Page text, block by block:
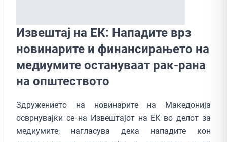
Извештај на ЕК: Нападите врз
новинарите и финансирањето на
медиумите остануваат рак-рана
на општеството
Здружението на новинарите на Македонија
осврнувајќи се на Извештајот на ЕК во делот за
медиумите, нагласува дека нападите кон